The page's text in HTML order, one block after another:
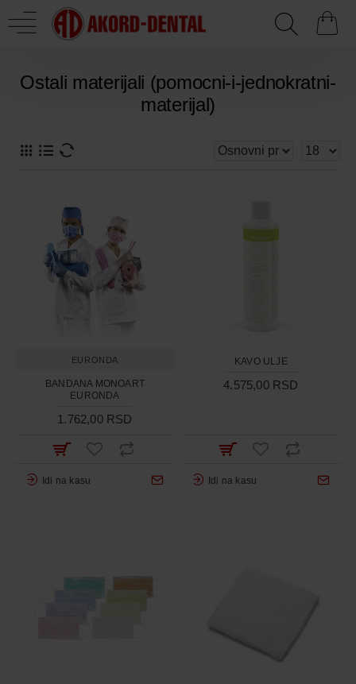
Ostali materijali (pomocni-i-jednokratni-
materijal)
EURONDA
BANDANA MONOART
EURONDA
1.762,00 RSD
Idi na kasu
KAVO ULJE
4.575,00 RSD
Idi na kasu